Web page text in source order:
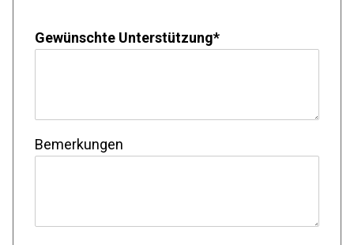
Gewünschte Unterstützung*
Bemerkungen